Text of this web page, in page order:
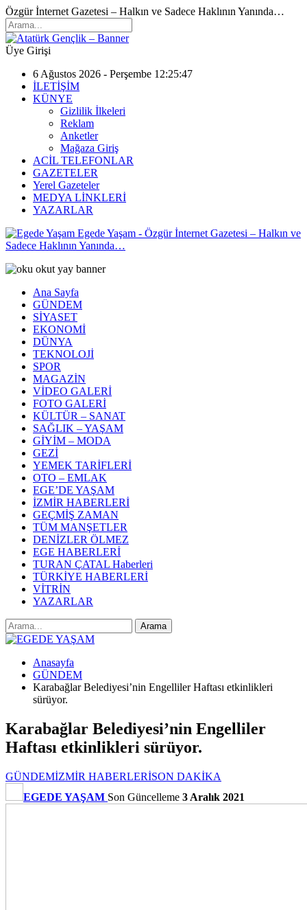
Özgür İnternet Gazetesi – Halkın ve Sadece Haklının Yanında…
Üye Girişi
6 Ağustos 2026 - Perşembe 12:25:47
İLETİŞİM
KÜNYE
Gizlilik İlkeleri
Reklam
Anketler
Mağaza Giriş
ACİL TELEFONLAR
GAZETELER
Yerel Gazeteler
MEDYA LİNKLERİ
YAZARLAR
Egede Yaşam - Özgür İnternet Gazetesi – Halkın ve
Sadece Haklının Yanında…
Ana Sayfa
GÜNDEM
SİYASET
EKONOMİ
DÜNYA
TEKNOLOJİ
SPOR
MAGAZİN
VİDEO GALERİ
FOTO GALERİ
KÜLTÜR – SANAT
SAĞLIK – YAŞAM
GİYİM – MODA
GEZİ
YEMEK TARİFLERİ
OTO – EMLAK
EGE’DE YAŞAM
İZMİR HABERLERİ
GEÇMİŞ ZAMAN
TÜM MANŞETLER
DENİZLER ÖLMEZ
EGE HABERLERİ
TURAN ÇATAL Haberleri
TÜRKİYE HABERLERİ
VİTRİN
YAZARLAR
Anasayfa
GÜNDEM
Karabağlar Belediyesi’nin Engelliler Haftası etkinlikleri
sürüyor.
Karabağlar Belediyesi’nin Engelliler
Haftası etkinlikleri sürüyor.
GÜNDEMİZMİR HABERLERİSON DAKİKA
EGEDE YAŞAM Son Güncelleme 3 Aralık 2021